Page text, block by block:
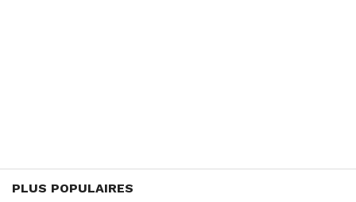
PLUS POPULAIRES